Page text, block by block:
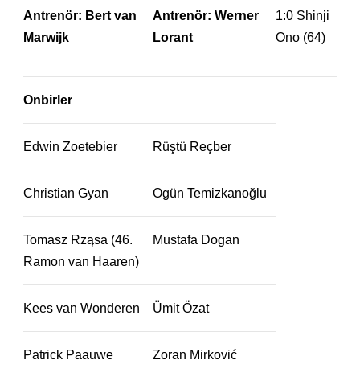
Antrenör: Bert van
Marwijk
Antrenör: Werner
Lorant
1:0 Shinji
Ono (64)
Onbirler
Edwin Zoetebier Rüştü Reçber
Christian Gyan Ogün Temizkanoğlu
Tomasz Rząsa (46.
Ramon van Haaren)
Mustafa Dogan
Kees van Wonderen Ümit Özat
Patrick Paauwe Zoran Mirković